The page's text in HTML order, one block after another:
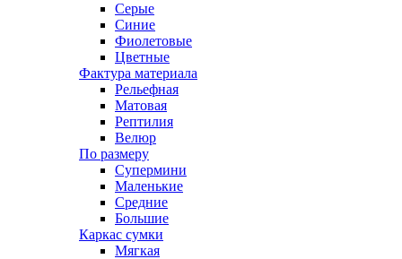
Серые
Синие
Фиолетовые
Цветные
Фактура материала
Рельефная
Матовая
Рептилия
Велюр
По размеру
Супермини
Маленькие
Средние
Большие
Каркас сумки
Мягкая